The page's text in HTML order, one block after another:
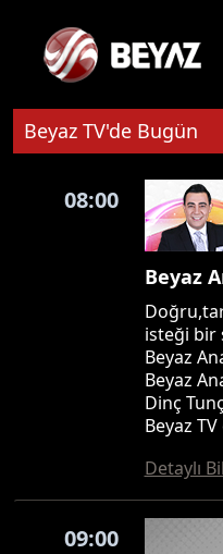
Beyaz TV'de Bugün
08:00
Beyaz
isteği bir
Beyaz
Beyaz
Dinç
Beyaz
Detaylı
09:00